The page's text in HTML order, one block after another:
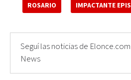
ROSARIO IMPACTANTE
Seguí las noticias de
News